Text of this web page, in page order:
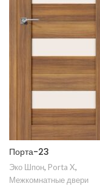
Порта-23
Эко Шпон, Porta X,
Межкомнатные двери